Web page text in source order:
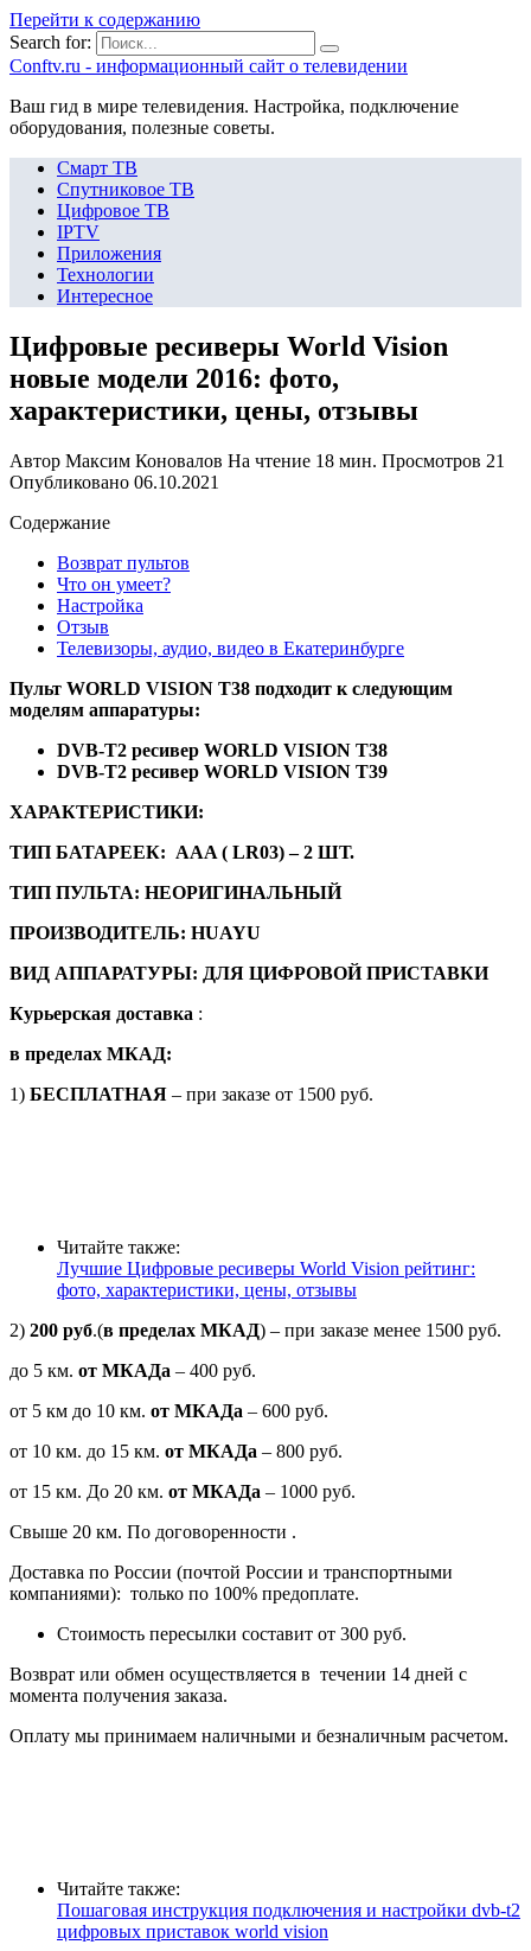
Перейти к содержанию
Search for:
Сonftv.ru - информационный сайт о телевидении
Ваш гид в мире телевидения. Настройка, подключение
оборудования, полезные советы.
Смарт ТВ
Спутниковое ТВ
Цифровое ТВ
IPTV
Приложения
Технологии
Интересное
Цифровые ресиверы World Vision
новые модели 2016: фото,
характеристики, цены, отзывы
Автор Максим Коновалов На чтение 18 мин. Просмотров 21
Опубликовано 06.10.2021
Содержание
Возврат пультов
Что он умеет?
Настройка
Отзыв
Телевизоры, аудио, видео в Екатеринбурге
Пульт WORLD VISION T38 подходит к следующим
моделям аппаратуры:
DVB-T2 ресивер WORLD VISION T38
DVB-T2 ресивер WORLD VISION T39
ХАРАКТЕРИСТИКИ:
ТИП БАТАРЕЕК: AAA ( LR03) – 2 ШТ.
ТИП ПУЛЬТА: НЕОРИГИНАЛЬНЫЙ
ПРОИЗВОДИТЕЛЬ: HUAYU
ВИД АППАРАТУРЫ: ДЛЯ ЦИФРОВОЙ ПРИСТАВКИ
Курьерская доставка :
в пределах МКАД:
1) БЕСПЛАТНАЯ – при заказе от 1500 руб.
Читайте также:
Лучшие Цифровые ресиверы World Vision рейтинг:
фото, характеристики, цены, отзывы
2) 200 руб.(в пределах МКАД) – при заказе менее 1500 руб.
до 5 км. от МКАДа – 400 руб.
от 5 км до 10 км. от МКАДа – 600 руб.
от 10 км. до 15 км. от МКАДа – 800 руб.
от 15 км. До 20 км. от МКАДа – 1000 руб.
Свыше 20 км. По договоренности .
Доставка по России (почтой России и транспортными
компаниями): только по 100% предоплате.
Стоимость пересылки составит от 300 руб.
Возврат или обмен осуществляется в течении 14 дней с
момента получения заказа.
Оплату мы принимаем наличными и безналичным расчетом.
Читайте также:
Пошаговая инструкция подключения и настройки dvb-t2
цифровых приставок world vision